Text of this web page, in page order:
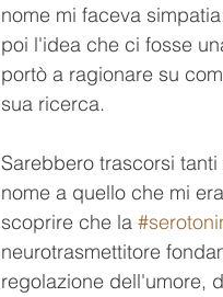
nome mi faceva
poi l'idea che ci fosse
portò a ragionare su
sua ricerca.
Sarebbero trascorsi
nome a quello che mi
scoprire che la
neurotrasmettitore
regolazione dell'umore,